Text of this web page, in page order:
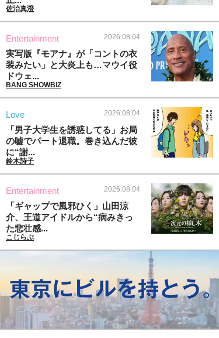
佐治真澄
Entertainment 2026.08.04
実写版『モアナ』が「コントの衣
装みたい」と大炎上も…マウイ役
ドウェ...
BANG SHOWBIZ
Love 2026.08.04
「男子大学生を誘惑してる」お局
の嘘でパート退職。巻き込んだ彼
に“謝...
鈴木詩子
Entertainment 2026.08.04
「ギャップで風邪ひく」山田涼
介、王道アイドルから“病みきっ
た悲壮感...
こじらぶ